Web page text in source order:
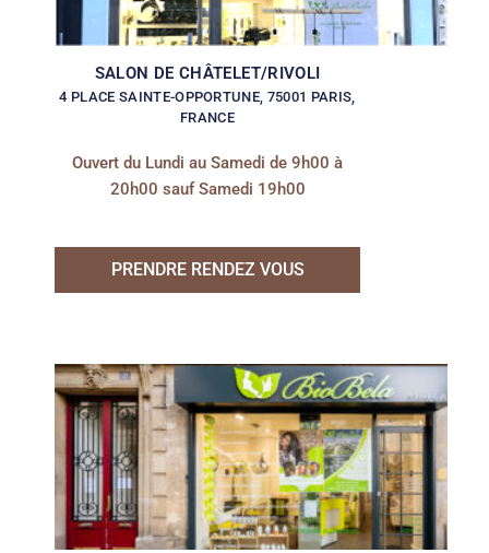
SALON DE CHÂTELET/RIVOLI
4 PLACE SAINTE-OPPORTUNE, 75001 PARIS,
FRANCE
Ouvert du Lundi au Samedi de 9h00 à
20h00 sauf Samedi 19h00
PRENDRE RENDEZ VOUS